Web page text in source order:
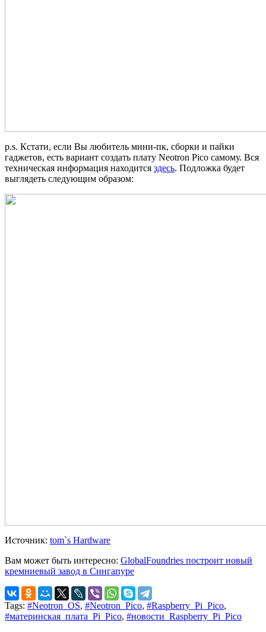
p.s. Кстати, если Вы любитель мини-пк, сборки и пайки
гаджетов, есть вариант создать плату Neotron Pico самому. Вся
техническая информация находится здесь. Подложка будет
выглядеть следующим образом:
Источник: tom`s Hardware
Вам может быть интересно: GlobalFoundries построит новый
кремниевый завод в Сингапуре
Tags: #Neotron_OS, #Neotron_Pico, #Raspberry_Pi_Pico,
#материнская_плата_Pi_Pico, #новости_Raspberry_Pi_Pico